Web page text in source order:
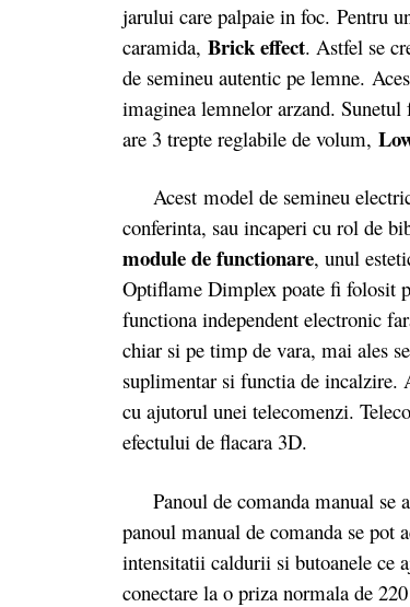
jarului care palpaie in foc. Pentru
caramida, Brick effect. Astfel se
de semineu autentic pe lemne.
imaginea lemnelor arzand.
are 3 trepte reglabile de volum,
Acest model de semineu
conferinta, sau incaperi cu rol de
module de functionare, unul
Optiflame Dimplex poate fi folosit
functiona independent electronic
chiar si pe timp de vara, mai ales
suplimentar si functia de incalzire.
cu ajutorul unei telecomenzi.
efectului de flacara 3D.
Panoul de comanda manual se
panoul manual de comanda se pot
intensitatii caldurii si butoanele ce
conectare la o priza normala de